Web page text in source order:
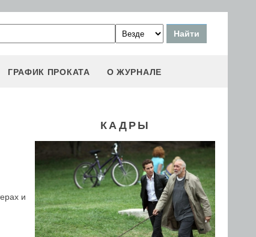
ГРАФИК ПРОКАТА О ЖУРНАЛЕ
и
КАДРЫ